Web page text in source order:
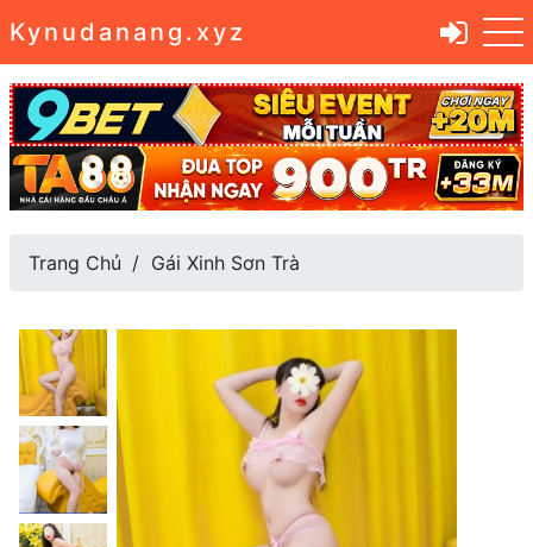
Kynudanang.xyz
Trang Chủ Gái Xinh Sơn Trà